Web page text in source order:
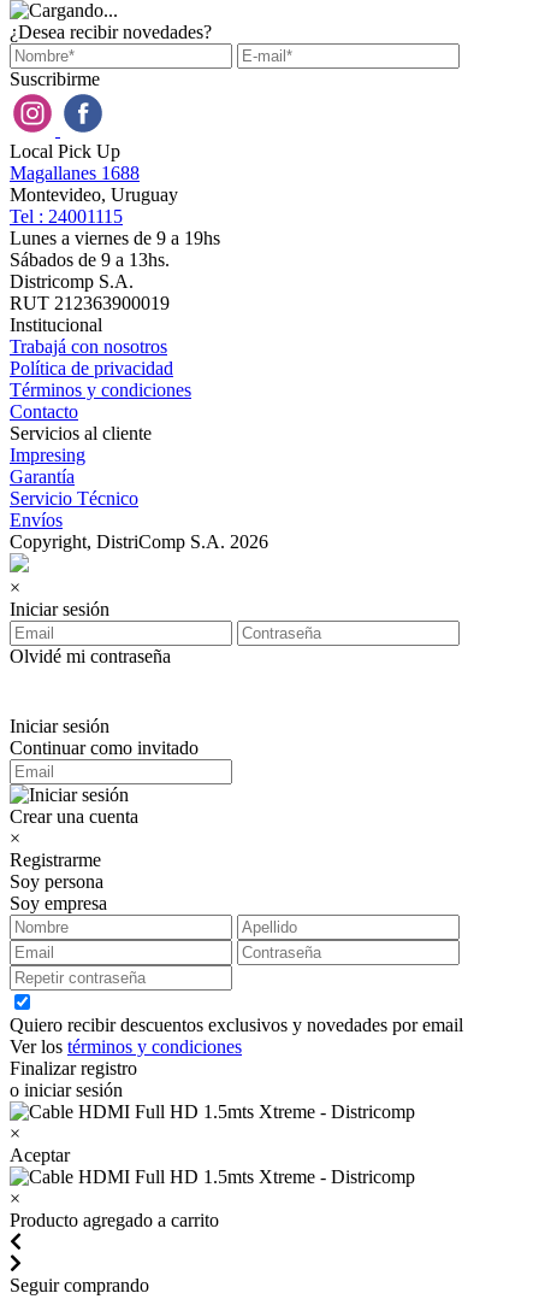
¿Desea recibir novedades?
Suscribirme
Local Pick Up
Magallanes 1688
Montevideo, Uruguay
Tel : 24001115
Lunes a viernes de 9 a 19hs
Sábados de 9 a 13hs.
Districomp S.A.
RUT 212363900019
Institucional
Trabajá con nosotros
Política de privacidad
Términos y condiciones
Contacto
Servicios al cliente
Impresing
Garantía
Servicio Técnico
Envíos
Copyright, DistriComp S.A. 2026
×
Iniciar sesión
Olvidé mi contraseña
Iniciar sesión
Continuar como invitado
Crear una cuenta
×
Registrarme
Soy persona
Soy empresa
Quiero recibir descuentos exclusivos y novedades por email
Ver los términos y condiciones
Finalizar registro
o iniciar sesión
×
Aceptar
×
Producto agregado a carrito
Seguir comprando